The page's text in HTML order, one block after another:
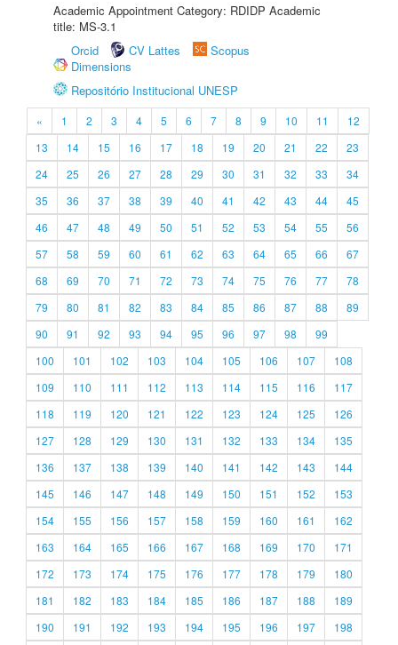
Academic Appointment Category: RDIDP Academic
title: MS-3.1
Orcid
CV Lattes
Scopus
Dimensions
Repositório Institucional UNESP
« 1 2 3 4 5 6 7 8 9 10 11
12
13
14 15 16 17 18 19 20 21 22
23
24
25 26 27 28 29 30 31 32 33
34
35
36 37 38 39 40 41 42 43 44
45
46
47 48 49 50 51 52 53 54 55
56
57
58 59 60 61 62 63 64 65 66
67
68
69 70 71 72 73 74 75 76 77
78
79
80 81 82 83 84 85 86 87 88
89
90
91 92 93 94 95 96 97 98
99
100
101 102 103 104 105 106 107
108
109
110 111 112 113 114 115 116
117
118
119 120 121 122 123 124 125
126
127
128 129 130 131 132 133 134
135
136
137 138 139 140 141 142 143
144
145
146 147 148 149 150 151 152
153
154
155 156 157 158 159 160 161
162
163
164 165 166 167 168 169 170
171
172
173 174 175 176 177 178 179
180
181
182 183 184 185 186 187 188
189
190
191 192 193 194 195 196 197
198